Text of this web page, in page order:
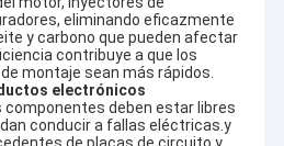
eliminando eficazmente
y carbono que pueden afectar
contribuye a que los
montaje sean más rápidos.
electrónicos
componentes deben estar libres
conducir a fallas eléctricas.y